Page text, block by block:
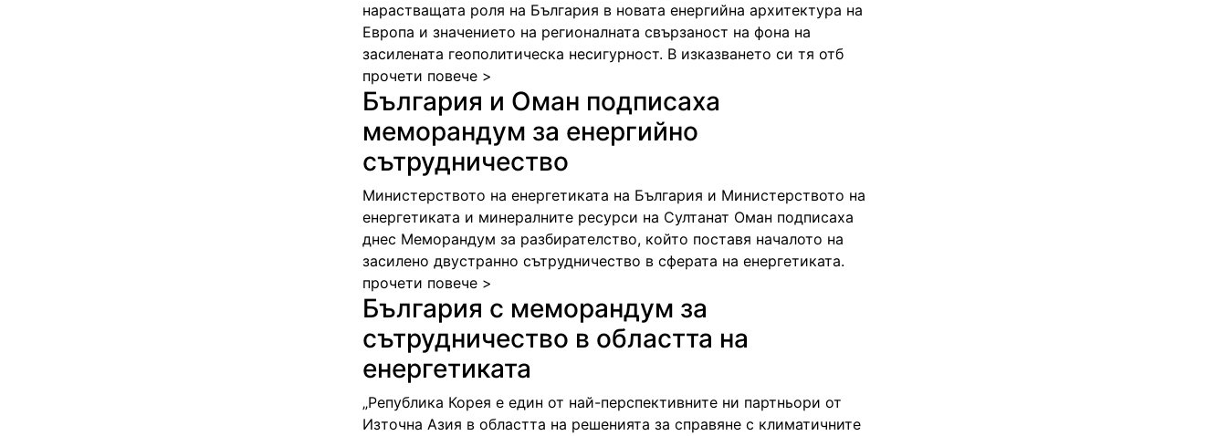
нарастващата роля на България в новата енергийна архитектура на
Европа и значението на регионалната свързаност на фона на
засилената геополитическа несигурност. В изказването си тя отб
прочети повече >
България и Оман подписаха
меморандум за енергийно
сътрудничество
Министерството на енергетиката на България и Министерството на
енергетиката и минералните ресурси на Султанат Оман подписаха
днес Меморандум за разбирателство, който поставя началото на
засилено двустранно сътрудничество в сферата на енергетиката.
прочети повече >
България с меморандум за
сътрудничество в областта на
енергетиката
„Република Корея е един от най-перспективните ни партньори от
Източна Азия в областта на решенията за справяне с климатичните